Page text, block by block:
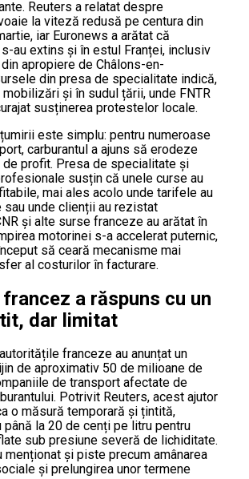
Reuters a relatat despre
la viteză redusă pe centura din
iar Euronews a arătat că
au extins și în estul Franței, inclusiv
apropiere de Châlons-en-
din presa de specialitate indică,
și în sudul țării, unde FNTR
susținerea protestelor locale.
este simplu: pentru numeroase
carburantul a ajuns să erodeze
de profit. Presa de specialitate și
susțin că unele curse au
mai ales acolo unde tarifele au
sau unde clienții au rezistat
și alte surse franceze au arătat în
motorinei s-a accelerat puternic,
să ceară mecanisme mai
al costurilor în facturare.
a răspuns cu un
dar limitat
franceze au anunțat un
de aproximativ 50 de milioane de
de transport afectate de
Potrivit Reuters, acest ajutor
o măsură temporară și țintită,
până la 20 de cenți pe litru pentru
sub presiune severă de lichiditate.
menționat și piste precum amânarea
și prelungirea unor termene